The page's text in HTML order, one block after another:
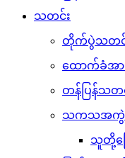
သတင်း
တိုက်ပွဲသတင်
ထောက်ခံအာ
တန်ပြန်သတ
သကသအကွဲ
သူတို့ပ